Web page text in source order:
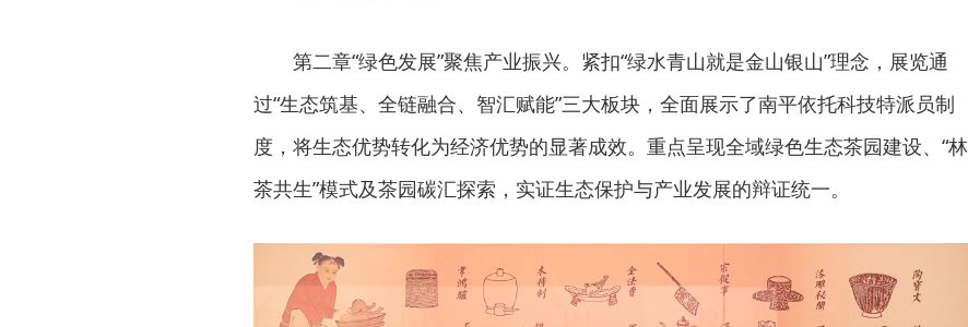
第二章“绿色发展”聚焦产业振兴。紧扣“绿水青山就是金山银山”理念，展览通
过“生态筑基、全链融合、智汇赋能”三大板块，全面展示了南平依托科技特派员制
度，将生态优势转化为经济优势的显著成效。重点呈现全域绿色生态茶园建设、“林
茶共生”模式及茶园碳汇探索，实证生态保护与产业发展的辩证统一。